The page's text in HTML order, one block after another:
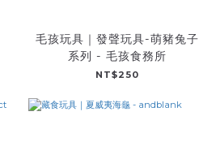
毛孩玩具｜發聲玩具-萌豬兔子
系列 - 毛孩食務所
NT$250